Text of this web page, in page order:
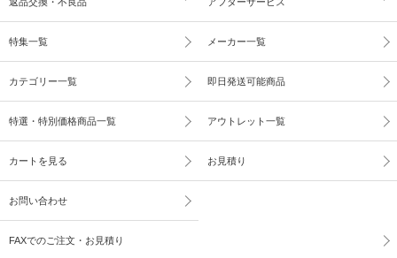
特集一覧 メーカー一覧
カテゴリー一覧 即日発送可能商品
特選・特別価格商品一覧 アウトレット一覧
カートを見る お見積り
お問い合わせ
FAXでのご注文・お見積り